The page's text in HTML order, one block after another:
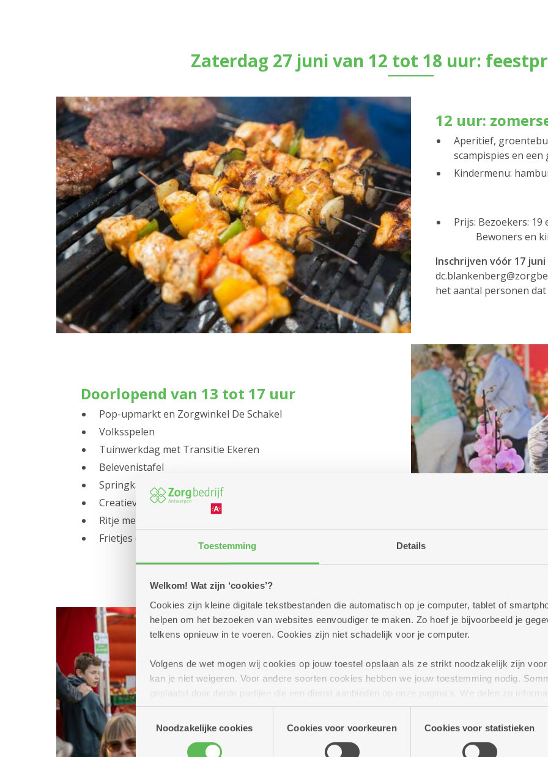
Toestemming Details
Welkom! Wat zijn ‘cookies’?
Cookies zijn kleine digitale tekstbestanden die automatisch op je computer, tablet of
helpen om het bezoeken van websites eenvoudiger te maken. Zo hoef je bijvoorbeeld je
telkens opnieuw in te voeren. Cookies zijn niet schadelijk voor je computer.
Volgens de wet mogen wij cookies op jouw toestel opslaan als ze strikt noodzakelijk zijn
kan je niet weigeren. Voor andere soorten cookies hebben we jouw toestemming nodig.
geplaatst door derde partijen die een dienst aanbieden op onze pagina's. We delen zo
(geanonimiseerd) gebruik van onze site voor social media, advertenties en analyse. Deze
Toestemmingsselectie
Noodzakelijke cookies
Cookies voor voorkeuren Cookies voor statistieken
Zaterdag 27 juni van 12 tot 18 uur:
12 uur:
Aperitief,
scampispies en een
Kindermenu:
Prijs: Bezoekers: 19
Bewoners en
Inschrijven vóór 17 juni
het aantal personen
Doorlopend van 13 tot 17 uur
Pop-upmarkt en Zorgwinkel De Schakel
Volksspelen
Tuinwerkdag met Transitie Ekeren
Belevenistafel
Springkasteel
Creatieve workshop
Ritje met riksja
Frietjes en smoutebollen ...
Vanaf 14.30
Om 14.30 uur:Mis
Hermansniet, zij
repertoires.
Bij
tuin, bij